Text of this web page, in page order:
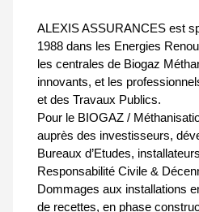
ALEXIS ASSURANCES est
1988 dans les Energies
les centrales de Biogaz
innovants, et les
et des Travaux Publics.
Pour le BIOGAZ /
auprès des investisseurs,
Bureaux d’Etudes,
Responsabilité Civile &
Dommages aux installations
de recettes, en phase